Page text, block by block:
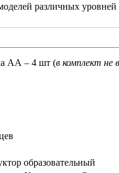
различных уровней
АА – 4 шт (в комплект не
образовательный